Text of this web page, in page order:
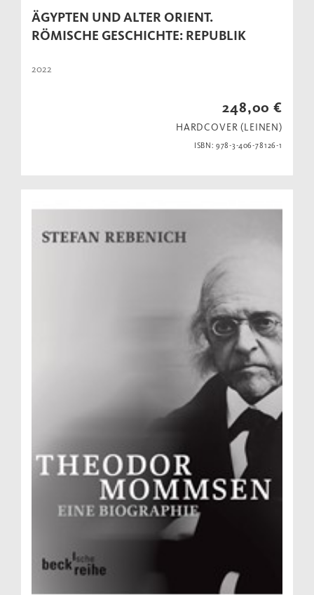
ÄGYPTEN UND ALTER ORIENT.
RÖMISCHE GESCHICHTE: REPUBLIK
2022
248,00 €
HARDCOVER (LEINEN)
ISBN: 978-3-406-78126-1